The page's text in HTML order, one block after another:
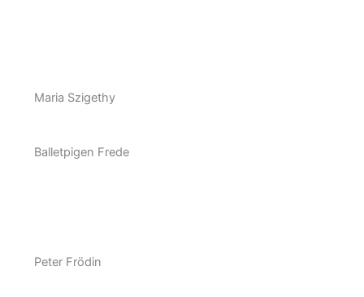
Maria Szigethy
Balletpigen Frede
Peter Frödin